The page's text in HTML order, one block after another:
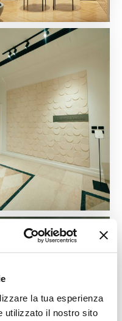
la tua esperienza
utilizzato il nostro sito